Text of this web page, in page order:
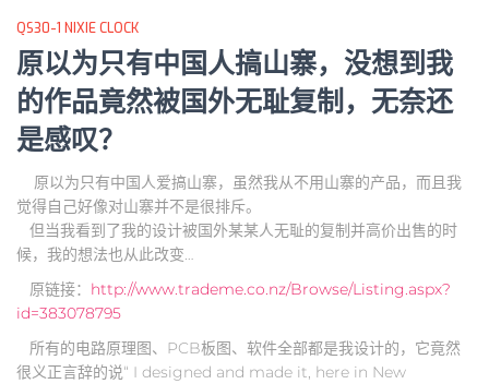
QS30-1 NIXIE CLOCK
原以为只有中国人搞山寨，没想到我
的作品竟然被国外无耻复制，无奈还
是感叹？
原以为只有中国人爱搞山寨，虽然我从不用山寨的产品，而且我
觉得自己好像对山寨并不是很排斥。
但当我看到了我的设计被国外某某人无耻的复制并高价出售的时
候，我的想法也从此改变…
原链接： http://www.trademe.co.nz/Browse/Listing.aspx?
id=383078795
所有的电路原理图、PCB板图、软件全部都是我设计的，它竟然
很义正言辞的说“ I designed and made it, here in New